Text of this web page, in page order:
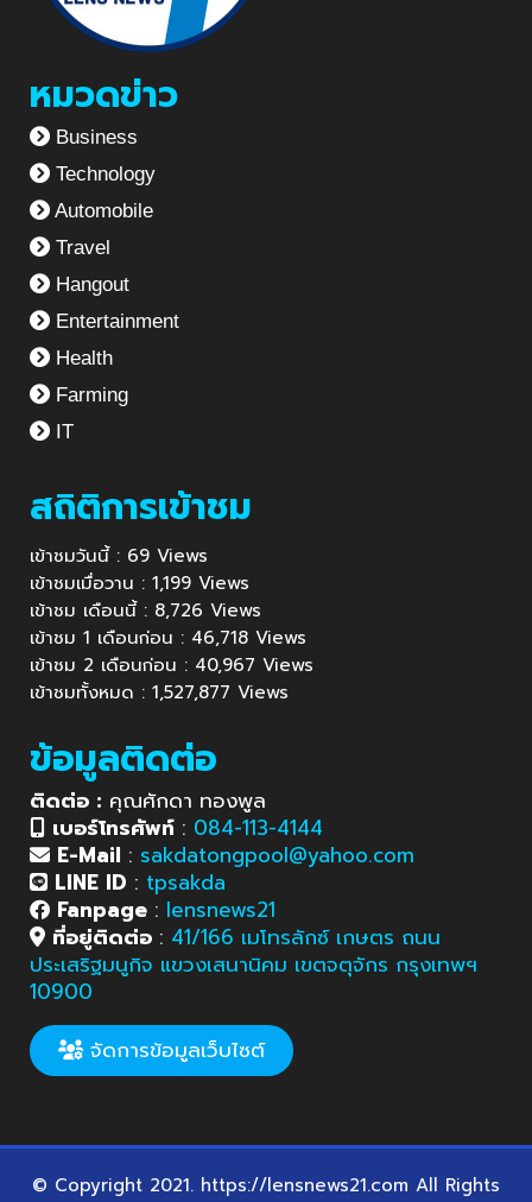
หมวดข่าว
Business
Technology
Automobile
Travel
Hangout
Entertainment
Health
Farming
IT
สถิติการเข้าชม
เข้าชมวันนี้ : 69 Views
เข้าชมเมื่อวาน : 1,199 Views
เข้าชม เดือนนี้ : 8,726 Views
เข้าชม 1 เดือนก่อน : 46,718 Views
เข้าชม 2 เดือนก่อน : 40,967 Views
เข้าชมทั้งหมด : 1,527,877 Views
ข้อมูลติดต่อ
ติดต่อ : คุณศักดา ทองพูล
เบอร์โทรศัพท์ : 084-113-4144
E-Mail : sakdatongpool@yahoo.com
LINE ID : tpsakda
Fanpage : lensnews21
ที่อยู่ติดต่อ : 41/166 เมโทรลักซ์ เกษตร ถนน
ประเสริฐมนูกิจ แขวงเสนานิคม เขตจตุจักร กรุงเทพฯ
10900
จัดการข้อมูลเว็บไซต์
© Copyright 2021. https://lensnews21.com All Rights